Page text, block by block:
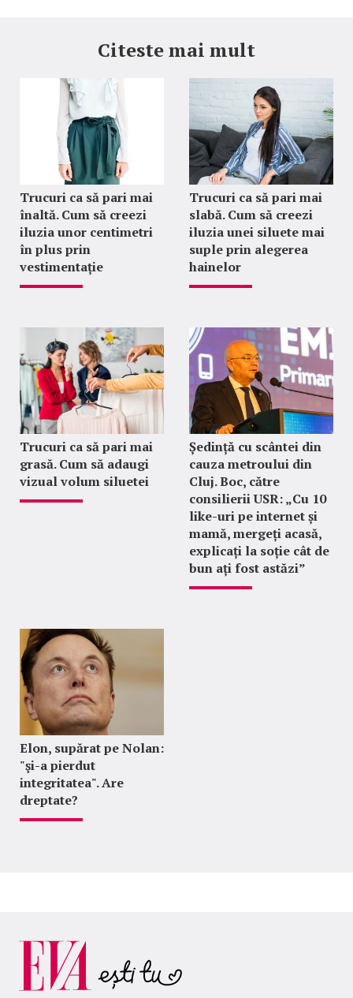
Citeste mai mult
Trucuri ca să pari mai
înaltă. Cum să creezi
iluzia unor centimetri
în plus prin
vestimentație
Trucuri ca să pari mai
slabă. Cum să creezi
iluzia unei siluete mai
suple prin alegerea
hainelor
Trucuri ca să pari mai
grasă. Cum să adaugi
vizual volum siluetei
Ședință cu scântei din
cauza metroului din
Cluj. Boc, către
consilierii USR: „Cu 10
like-uri pe internet și
mamă, mergeți acasă,
explicați la soție cât de
bun ați fost astăzi”
Elon, supărat pe Nolan:
"şi-a pierdut
integritatea". Are
dreptate?